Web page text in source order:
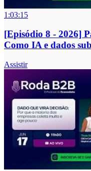
1:03:15
[Episódio 8 - 2026]
Como IA e dados
Assistir